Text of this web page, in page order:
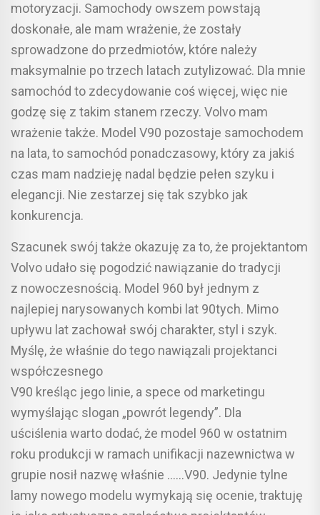
motoryzacji. Samochody owszem powstają
doskonałe, ale mam wrażenie, że zostały
sprowadzone do przedmiotów, które należy
maksymalnie po trzech latach zutylizować. Dla mnie
samochód to zdecydowanie coś więcej, więc nie
godzę się z takim stanem rzeczy. Volvo mam
wrażenie także. Model V90 pozostaje samochodem
na lata, to samochód ponadczasowy, który za jakiś
czas mam nadzieję nadal będzie pełen szyku i
elegancji. Nie zestarzej się tak szybko jak
konkurencja.
Szacunek swój także okazuję za to, że projektantom
Volvo udało się pogodzić nawiązanie do tradycji
z nowoczesnością. Model 960 był jednym z
najlepiej narysowanych kombi lat 90tych. Mimo
upływu lat zachował swój charakter, styl i szyk.
Myślę, że właśnie do tego nawiązali projektanci
współczesnego
V90 kreśląc jego linie, a spece od marketingu
wymyślając slogan „powrót legendy”. Dla
uściślenia warto dodać, że model 960 w ostatnim
roku produkcji w ramach unifikacji nazewnictwa w
grupie nosił nazwę właśnie ……V90. Jedynie tylne
lamy nowego modelu wymykają się ocenie, traktuję